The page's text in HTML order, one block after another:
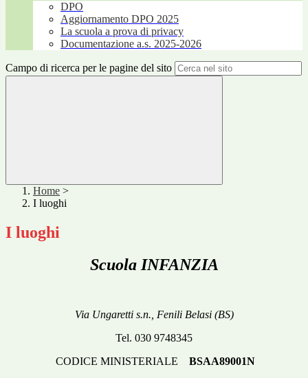
DPO
Aggiornamento DPO 2025
La scuola a prova di privacy
Documentazione a.s. 2025-2026
Campo di ricerca per le pagine del sito
Home >
I luoghi
I luoghi
ScuolaINFANZIA
Via Ungaretti s.n., Fenili Belasi (BS)
Tel. 030 9748345
CODICE MINISTERIALE
BSAA89001N